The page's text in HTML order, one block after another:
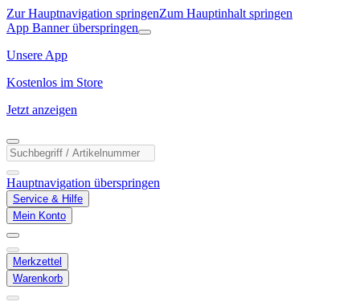
Zur Hauptnavigation springenZum Hauptinhalt springen
App Banner überspringen
Unsere App
Kostenlos im Store
Jetzt anzeigen
Hauptnavigation überspringen
Service & Hilfe
Mein Konto
Merkzettel
Warenkorb